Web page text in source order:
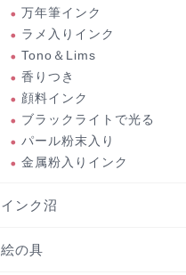
万年筆インク
ラメ入りインク
Tono＆Lims
香りつき
顔料インク
ブラックライトで光る
パール粉末入り
金属粉入りインク
インク沼
絵の具